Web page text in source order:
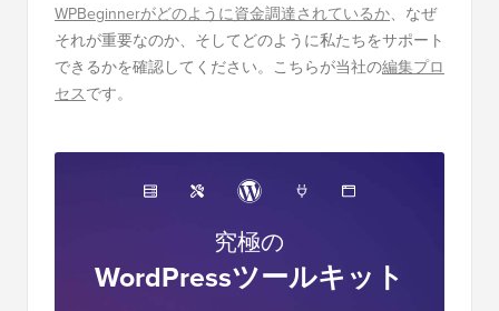
WPBeginnerがどのように資金調達されているか、なぜ
それが重要なのか、そしてどのように私たちをサポート
できるかを確認してください。こちらが当社の編集プロ
セスです。
究極の
WordPressツールキット